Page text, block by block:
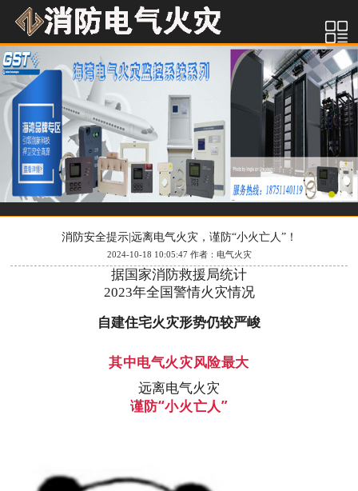
消防安全提示|远离电气火灾，谨防“小火亡人”！
2024-10-18 10:05:47 作者：电气火灾
据国家消防救援局统计
2023年全国警情火灾情况
自建住宅火灾形势仍较严峻
其中电气火灾风险最大
远离电气火灾
谨防“小火亡人”